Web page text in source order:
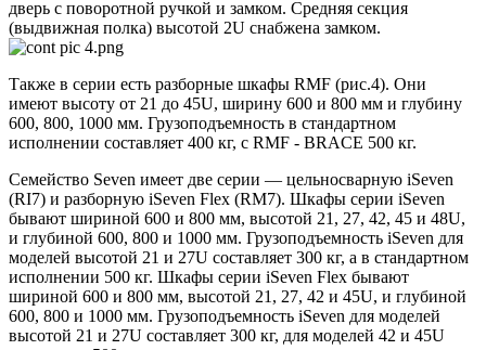
дверь с поворотной ручкой и замком. Средняя секция
(выдвижная полка) высотой 2U снабжена замком.
Также в серии есть разборные шкафы RMF (рис.4). Они
имеют высоту от 21 до 45U, ширину 600 и 800 мм и глубину
600, 800, 1000 мм. Грузоподъемность в стандартном
исполнении составляет 400 кг, с RMF - BRACE 500 кг.
Семейство Seven имеет две серии — цельносварную iSeven
(RI7) и разборную iSeven Flex (RM7). Шкафы серии iSeven
бывают шириной 600 и 800 мм, высотой 21, 27, 42, 45 и 48U,
и глубиной 600, 800 и 1000 мм. Грузоподъемность iSeven для
моделей высотой 21 и 27U составляет 300 кг, а в стандартном
исполнении 500 кг. Шкафы серии iSeven Flex бывают
шириной 600 и 800 мм, высотой 21, 27, 42 и 45U, и глубиной
600, 800 и 1000 мм. Грузоподъемность iSeven для моделей
высотой 21 и 27U составляет 300 кг, для моделей 42 и 45U